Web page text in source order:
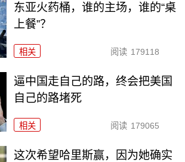
东亚火药桶，谁的主场，谁的“桌
上餐”？
相关 阅读 179118
逼中国走自己的路，终会把美国
自己的路堵死
相关 阅读 179065
这次希望哈里斯赢，因为她确实